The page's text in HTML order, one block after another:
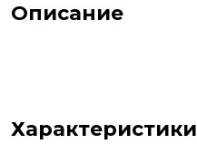
Описание
Характеристики